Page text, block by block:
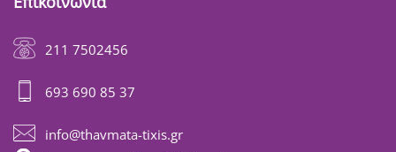
211 7502456
693 690 85 37
info@thavmata-tixis.gr